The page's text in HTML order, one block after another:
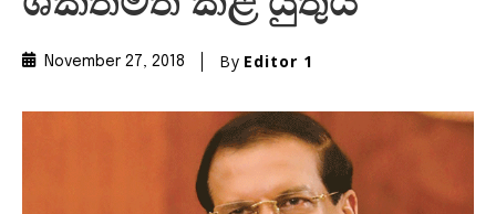
November 27, 2018 By Editor 1